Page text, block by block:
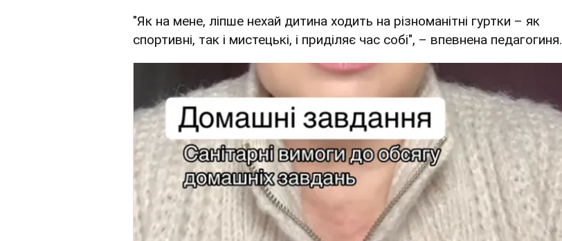
"Як на мене, ліпше нехай дитина ходить на різноманітні гуртки – як
спортивні, так і мистецькі, і приділяє час собі", – впевнена педагогиня.